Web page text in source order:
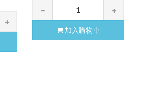
加入購物車